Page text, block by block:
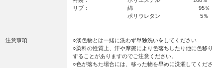
リブ： 綿 95％
ポリウレタン 5％
注意事項
○淡色物とは一緒に洗わず単独洗いをしてください
○染料の性質上、汗や摩擦により色落ちしたり他に色移り
することがありますのでご注意ください。
○色が落ちた場合には、移った物を早めに洗濯してくださ